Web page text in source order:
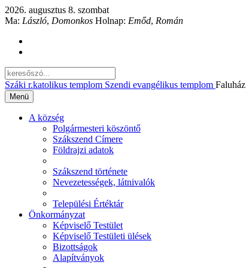
2026. augusztus 8. szombat
Ma: László, Domonkos Holnap: Emőd, Román
Száki r.katolikus templom Szendi evangélikus templom Faluház
Menü
A község
Polgármesteri köszöntő
Szákszend Címere
Földrajzi adatok
Szákszend története
Nevezetességek, látnivalók
Települési Értéktár
Önkormányzat
Képviselő Testület
Képviselő Testületi ülések
Bizottságok
Alapítványok